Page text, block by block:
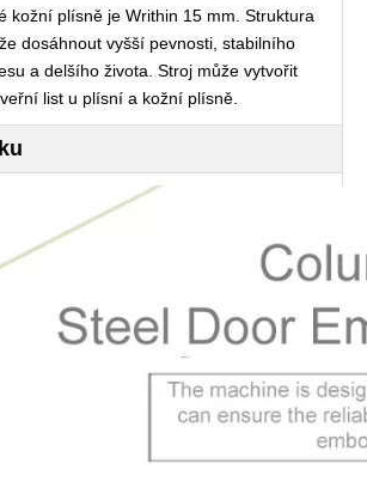
kožní plísně je Writhin 15 mm. Struktura
dosáhnout vyšší pevnosti, stabilního
a delšího života. Stroj může vytvořit
list u plísní a kožní plísně.